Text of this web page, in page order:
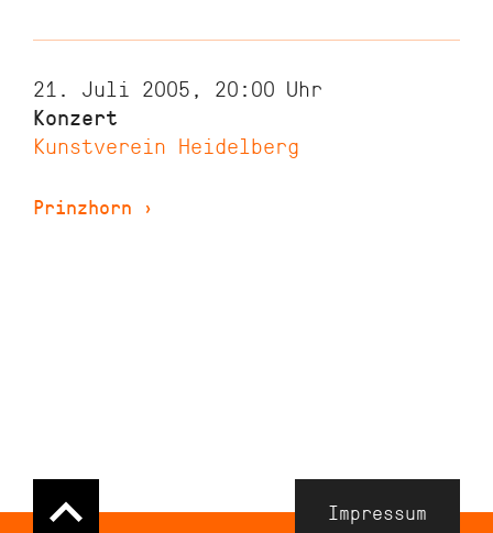
21. Juli 2005, 20:00 Uhr
Konzert
Kunstverein Heidelberg
Prinzhorn ›
Navigation
Impressum